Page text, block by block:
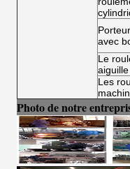
avec
Le
aiguille
Les
Photo de notre